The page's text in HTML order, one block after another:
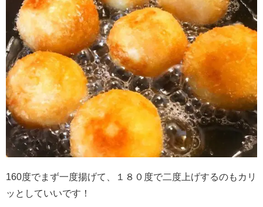
160度でまず一度揚げて、１８０度で二度上げするのもカリ
ッとしていいです！